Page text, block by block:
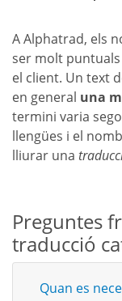
A Alphatrad, els
ser molt
el client. Un text
en general una
termini varia
llengües i el
lliurar una
Preguntes
traducció
Quan es